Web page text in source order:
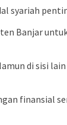
syariah
Banjar
di sisi
finansial